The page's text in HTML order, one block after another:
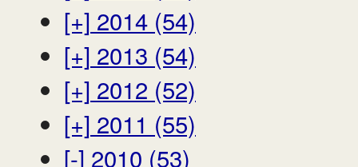
[+] 2014 (54)
[+] 2013 (54)
[+] 2012 (52)
[+] 2011 (55)
[-] 2010 (53)